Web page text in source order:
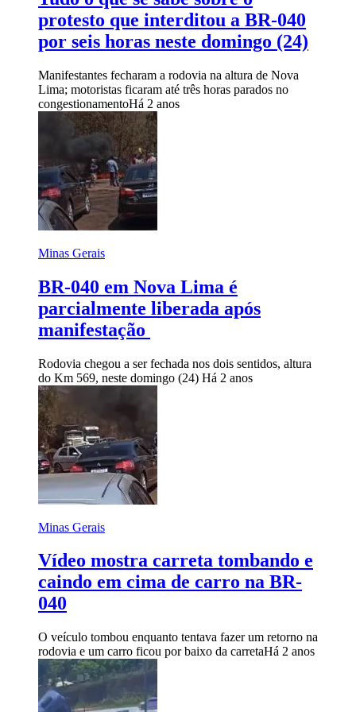
protesto que interditou a BR-040
por seis horas neste domingo (24)
Manifestantes fecharam a rodovia na altura de Nova
Lima; motoristas ficaram até três horas parados no
congestionamentoHá 2 anos
Minas Gerais
BR-040 em Nova Lima é
parcialmente liberada após
manifestação
Rodovia chegou a ser fechada nos dois sentidos, altura
do Km 569, neste domingo (24) Há 2 anos
Minas Gerais
Vídeo mostra carreta tombando e
caindo em cima de carro na BR-
040
O veículo tombou enquanto tentava fazer um retorno na
rodovia e um carro ficou por baixo da carretaHá 2 anos